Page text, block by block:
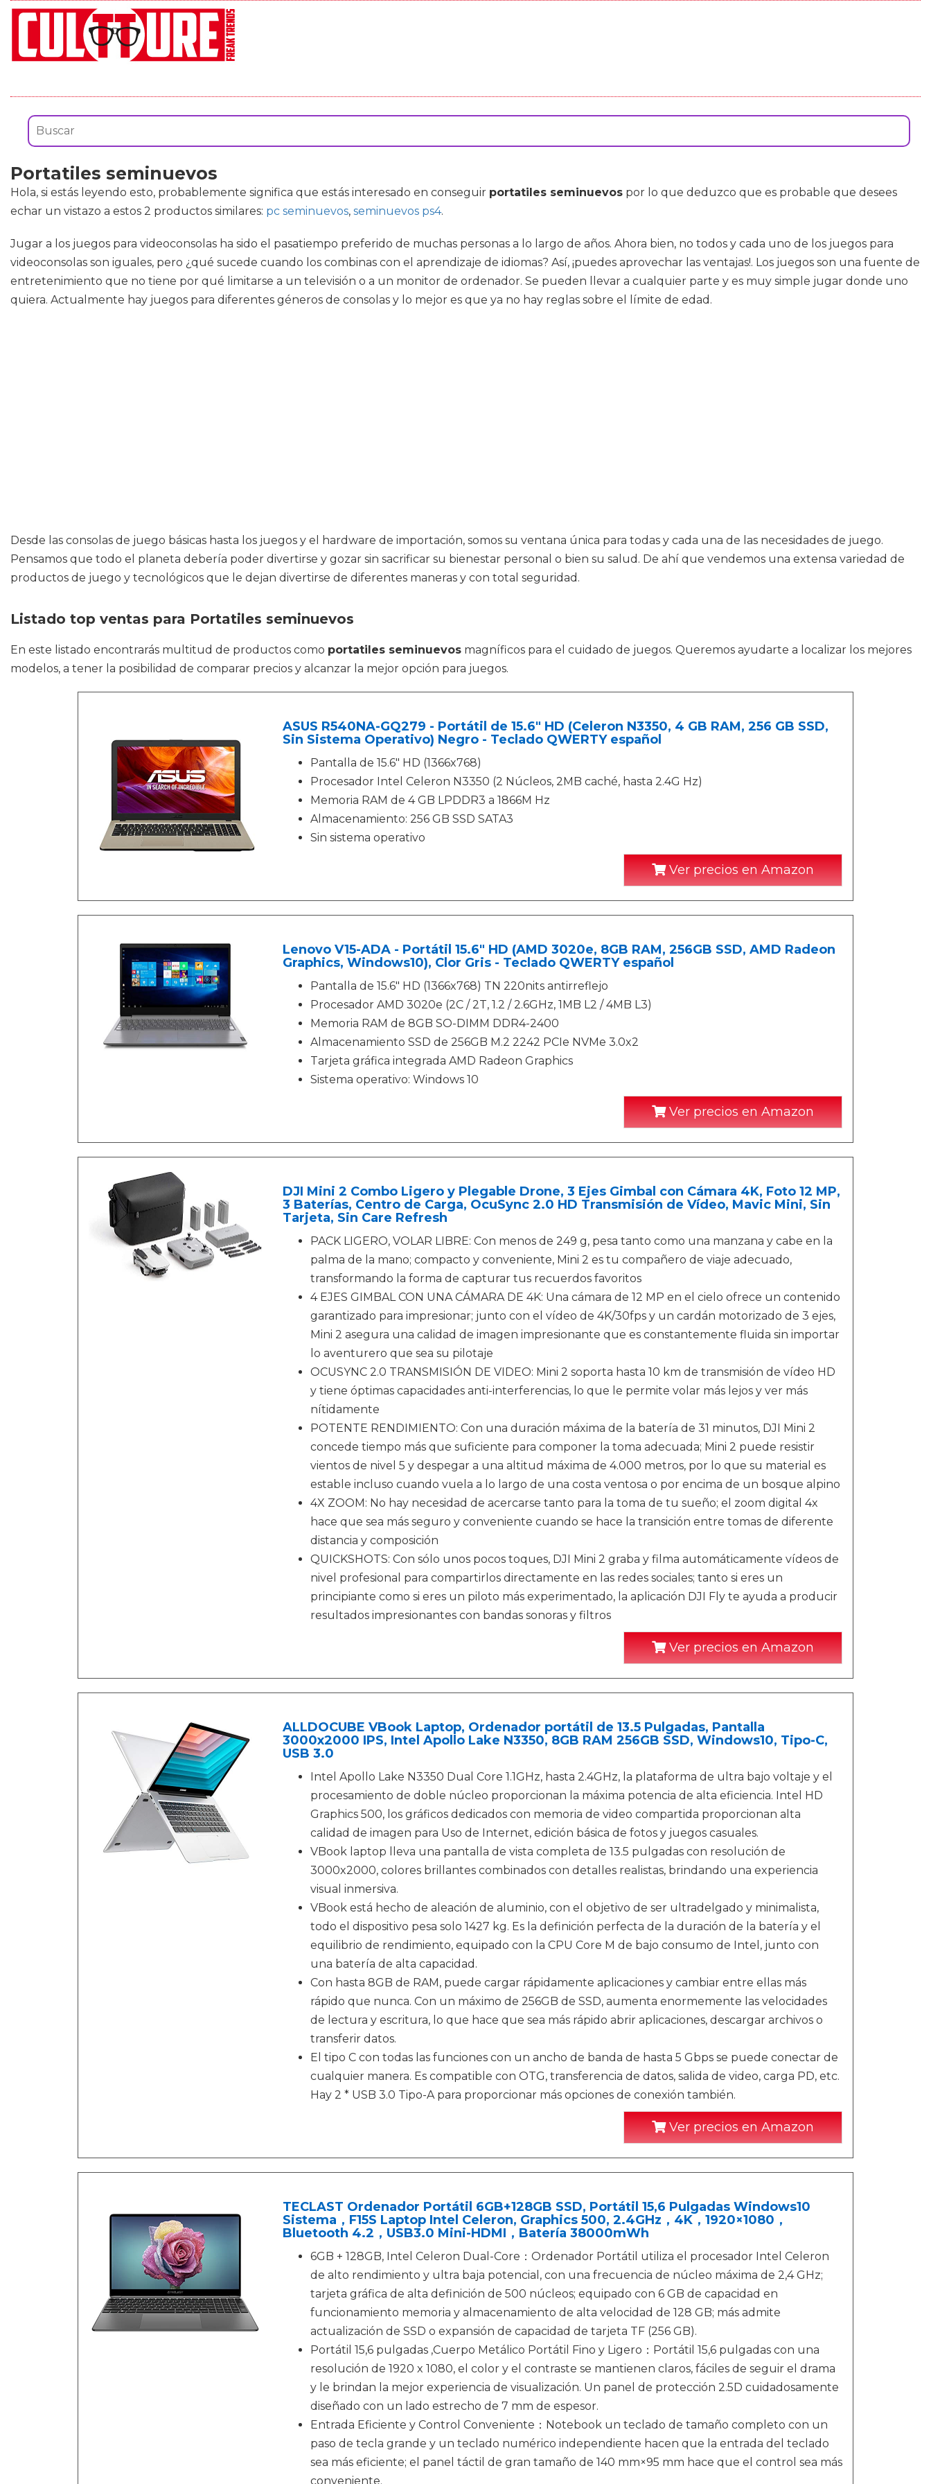
Portatiles seminuevos
Hola, si estás leyendo esto, probablemente significa que estás interesado en conseguir portatiles seminuevos por lo que deduzco que es probable que desees
echar un vistazo a estos 2 productos similares: pc seminuevos, seminuevos ps4.
Jugar a los juegos para videoconsolas ha sido el pasatiempo preferido de muchas personas a lo largo de años. Ahora bien, no todos y cada uno de los juegos para
videoconsolas son iguales, pero ¿qué sucede cuando los combinas con el aprendizaje de idiomas? Así, ¡puedes aprovechar las ventajas!. Los juegos son una fuente de
entretenimiento que no tiene por qué limitarse a un televisión o a un monitor de ordenador. Se pueden llevar a cualquier parte y es muy simple jugar donde uno
quiera. Actualmente hay juegos para diferentes géneros de consolas y lo mejor es que ya no hay reglas sobre el límite de edad.
Desde las consolas de juego básicas hasta los juegos y el hardware de importación, somos su ventana única para todas y cada una de las necesidades de juego.
Pensamos que todo el planeta debería poder divertirse y gozar sin sacrificar su bienestar personal o bien su salud. De ahí que vendemos una extensa variedad de
productos de juego y tecnológicos que le dejan divertirse de diferentes maneras y con total seguridad.
Listado top ventas para Portatiles seminuevos
En este listado encontrarás multitud de productos como portatiles seminuevos magníficos para el cuidado de juegos. Queremos ayudarte a localizar los mejores
modelos, a tener la posibilidad de comparar precios y alcanzar la mejor opción para juegos.
ASUS R540NA-GQ279 - Portátil de 15.6" HD (Celeron N3350, 4 GB RAM, 256 GB SSD,
Sin Sistema Operativo) Negro - Teclado QWERTY español
Pantalla de 15.6" HD (1366x768)
Procesador Intel Celeron N3350 (2 Núcleos, 2MB caché, hasta 2.4G Hz)
Memoria RAM de 4 GB LPDDR3 a 1866M Hz
Almacenamiento: 256 GB SSD SATA3
Sin sistema operativo
Ver precios en Amazon
Lenovo V15-ADA - Portátil 15.6" HD (AMD 3020e, 8GB RAM, 256GB SSD, AMD Radeon
Graphics, Windows10), Clor Gris - Teclado QWERTY español
Pantalla de 15.6" HD (1366x768) TN 220nits antirreflejo
Procesador AMD 3020e (2C / 2T, 1.2 / 2.6GHz, 1MB L2 / 4MB L3)
Memoria RAM de 8GB SO-DIMM DDR4-2400
Almacenamiento SSD de 256GB M.2 2242 PCIe NVMe 3.0x2
Tarjeta gráfica integrada AMD Radeon Graphics
Sistema operativo: Windows 10
Ver precios en Amazon
DJI Mini 2 Combo Ligero y Plegable Drone, 3 Ejes Gimbal con Cámara 4K, Foto 12 MP,
3 Baterías, Centro de Carga, OcuSync 2.0 HD Transmisión de Vídeo, Mavic Mini, Sin
Tarjeta, Sin Care Refresh
PACK LIGERO, VOLAR LIBRE: Con menos de 249 g, pesa tanto como una manzana y cabe en la
palma de la mano; compacto y conveniente, Mini 2 es tu compañero de viaje adecuado,
transformando la forma de capturar tus recuerdos favoritos
4 EJES GIMBAL CON UNA CÁMARA DE 4K: Una cámara de 12 MP en el cielo ofrece un contenido
garantizado para impresionar; junto con el vídeo de 4K/30fps y un cardán motorizado de 3 ejes,
Mini 2 asegura una calidad de imagen impresionante que es constantemente fluida sin importar
lo aventurero que sea su pilotaje
OCUSYNC 2.0 TRANSMISIÓN DE VIDEO: Mini 2 soporta hasta 10 km de transmisión de vídeo HD
y tiene óptimas capacidades anti-interferencias, lo que le permite volar más lejos y ver más
nítidamente
POTENTE RENDIMIENTO: Con una duración máxima de la batería de 31 minutos, DJI Mini 2
concede tiempo más que suficiente para componer la toma adecuada; Mini 2 puede resistir
vientos de nivel 5 y despegar a una altitud máxima de 4.000 metros, por lo que su material es
estable incluso cuando vuela a lo largo de una costa ventosa o por encima de un bosque alpino
4X ZOOM: No hay necesidad de acercarse tanto para la toma de tu sueño; el zoom digital 4x
hace que sea más seguro y conveniente cuando se hace la transición entre tomas de diferente
distancia y composición
QUICKSHOTS: Con sólo unos pocos toques, DJI Mini 2 graba y filma automáticamente vídeos de
nivel profesional para compartirlos directamente en las redes sociales; tanto si eres un
principiante como si eres un piloto más experimentado, la aplicación DJI Fly te ayuda a producir
resultados impresionantes con bandas sonoras y filtros
Ver precios en Amazon
ALLDOCUBE VBook Laptop, Ordenador portátil de 13.5 Pulgadas, Pantalla
3000x2000 IPS, Intel Apollo Lake N3350, 8GB RAM 256GB SSD, Windows10, Tipo-C,
USB 3.0
Intel Apollo Lake N3350 Dual Core 1.1GHz, hasta 2.4GHz, la plataforma de ultra bajo voltaje y el
procesamiento de doble núcleo proporcionan la máxima potencia de alta eficiencia. Intel HD
Graphics 500, los gráficos dedicados con memoria de video compartida proporcionan alta
calidad de imagen para Uso de Internet, edición básica de fotos y juegos casuales.
VBook laptop lleva una pantalla de vista completa de 13.5 pulgadas con resolución de
3000x2000, colores brillantes combinados con detalles realistas, brindando una experiencia
visual inmersiva.
VBook está hecho de aleación de aluminio, con el objetivo de ser ultradelgado y minimalista,
todo el dispositivo pesa solo 1427 kg. Es la definición perfecta de la duración de la batería y el
equilibrio de rendimiento, equipado con la CPU Core M de bajo consumo de Intel, junto con
una batería de alta capacidad.
Con hasta 8GB de RAM, puede cargar rápidamente aplicaciones y cambiar entre ellas más
rápido que nunca. Con un máximo de 256GB de SSD, aumenta enormemente las velocidades
de lectura y escritura, lo que hace que sea más rápido abrir aplicaciones, descargar archivos o
transferir datos.
El tipo C con todas las funciones con un ancho de banda de hasta 5 Gbps se puede conectar de
cualquier manera. Es compatible con OTG, transferencia de datos, salida de video, carga PD, etc.
Hay 2 * USB 3.0 Tipo-A para proporcionar más opciones de conexión también.
Ver precios en Amazon
TECLAST Ordenador Portátil 6GB+128GB SSD, Portátil 15,6 Pulgadas Windows10
Sistema，F15S Laptop Intel Celeron, Graphics 500, 2.4GHz，4K，1920×1080，
Bluetooth 4.2，USB3.0 Mini-HDMI，Batería 38000mWh
6GB + 128GB, Intel Celeron Dual-Core：Ordenador Portátil utiliza el procesador Intel Celeron
de alto rendimiento y ultra baja potencial, con una frecuencia de núcleo máxima de 2,4 GHz;
tarjeta gráfica de alta definición de 500 núcleos; equipado con 6 GB de capacidad en
funcionamiento memoria y almacenamiento de alta velocidad de 128 GB; más admite
actualización de SSD o expansión de capacidad de tarjeta TF (256 GB).
Portátil 15,6 pulgadas ,Cuerpo Metálico Portátil Fino y Ligero：Portátil 15,6 pulgadas con una
resolución de 1920 x 1080, el color y el contraste se mantienen claros, fáciles de seguir el drama
y le brindan la mejor experiencia de visualización. Un panel de protección 2.5D cuidadosamente
diseñado con un lado estrecho de 7 mm de espesor.
Entrada Eficiente y Control Conveniente：Notebook un teclado de tamaño completo con un
paso de tecla grande y un teclado numérico independiente hacen que la entrada del teclado
sea más eficiente; el panel táctil de gran tamaño de 140 mm×95 mm hace que el control sea más
conveniente.